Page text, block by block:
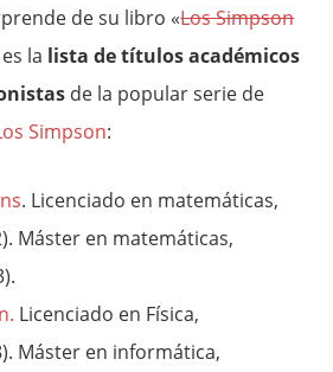
de su libro «Los Simpson
la lista de títulos académicos
de la popular serie de
Simpson:
. Licenciado en matemáticas,
Máster en matemáticas,
Licenciado en Física,
Máster en informática,